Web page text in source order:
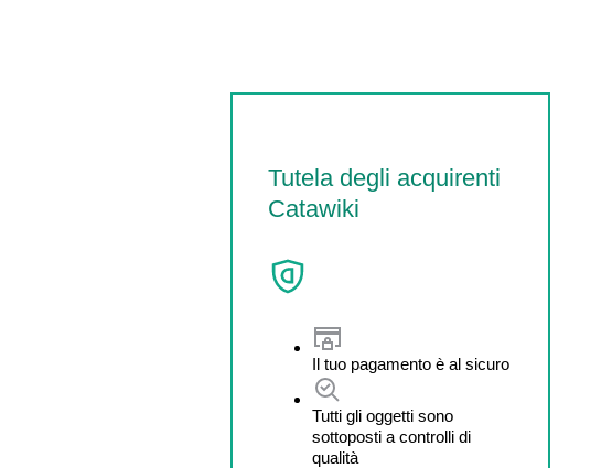
Tutela degli acquirenti
Catawiki
Il tuo pagamento è al sicuro
Tutti gli oggetti sono
sottoposti a controlli di
qualità